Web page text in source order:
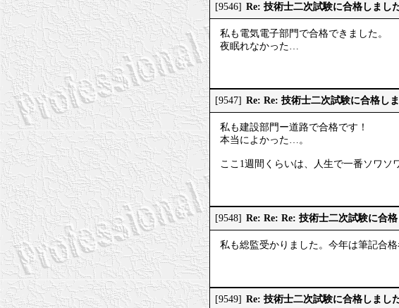
[9546] Re: 技術士二次試験に合格しまし
私も電気電子部門で合格できました。
夜眠れなかった…
[9547] Re: Re: 技術士二次試験に合格し
私も建設部門ー道路で合格です！
本当によかった…。
ここ1週間くらいは、人生で一番ソワソ
[9548] Re: Re: Re: 技術士二次試験に合
私も総監受かりました。今年は筆記合
[9549] Re: 技術士二次試験に合格しまし